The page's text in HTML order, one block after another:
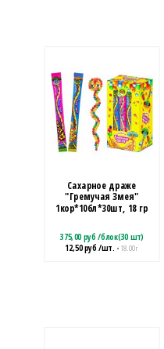
Сахарное драже
"Гремучая Змея"
1кор*10бл*30шт, 18 гр
375,00руб /блок(30 шт)
12,50руб /шт. • 18.00 г